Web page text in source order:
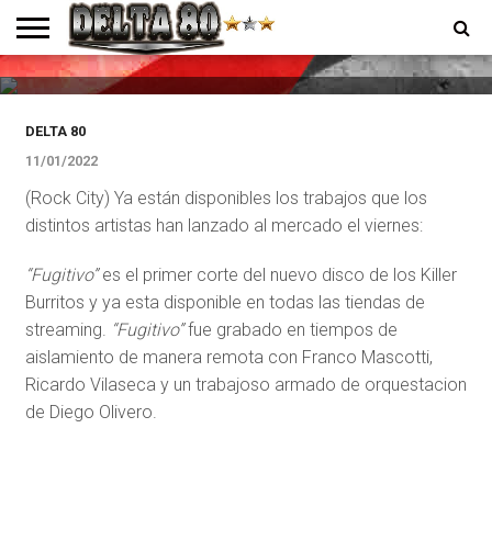
ENTREVISTAS
PREMIOS
PRODUCCIONES
PROGRAMACION
CONTACTO
HOMEPAGE
MUSICA
Nuevos lanzamientos de Rock City
DELTA 80
11/01/2022
(Rock City) Ya están disponibles los trabajos que los
distintos artistas han lanzado al mercado el viernes:
“Fugitivo”es el primer corte del nuevo disco de los Killer
Burritos y ya esta disponible en todas las tiendas de
streaming. “Fugitivo”fue grabado en tiempos de
aislamiento de manera remota con Franco Mascotti,
Ricardo Vilaseca y un trabajoso armado de orquestacion
de Diego Olivero.